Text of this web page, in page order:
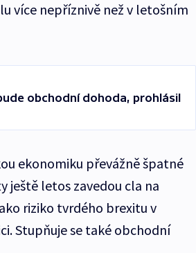
více nepříznivě než v letošním
obchodní dohoda, prohlásil
ekonomiku převážně špatné
ještě letos zavedou cla na
riziko tvrdého brexitu v
Stupňuje se také obchodní